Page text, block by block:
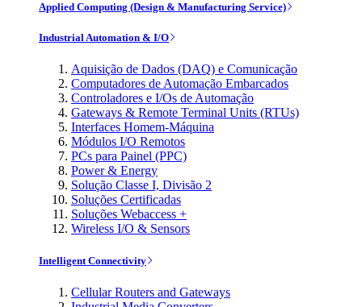
Applied Computing (Design & Manufacturing Service)
Industrial Automation & I/O
Aquisição de Dados (DAQ) e Comunicação
Computadores de Automação Embarcados
Controladores e I/Os de Automação
Gateways & Remote Terminal Units (RTUs)
Interfaces Homem-Máquina
Módulos I/O Remotos
PCs para Painel (PPC)
Power & Energy
Solução Classe I, Divisão 2
Soluções Certificadas
Soluções Webaccess +
Wireless I/O & Sensors
Intelligent Connectivity
Cellular Routers and Gateways